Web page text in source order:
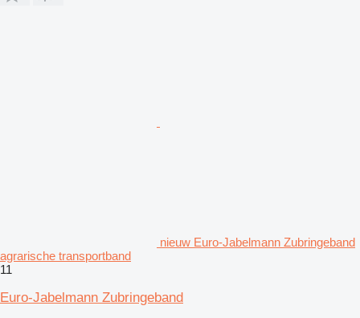
nieuw Euro-Jabelmann Zubringeband
agrarische transportband
11
Euro-Jabelmann Zubringeband